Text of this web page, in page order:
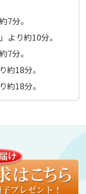
7分。
より約10分。
7分。
約18分。
約18分。